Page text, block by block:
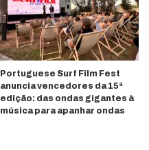
Portuguese Surf Film Fest
anuncia vencedores da 15ª
edição: das ondas gigantes à
música para apanhar ondas